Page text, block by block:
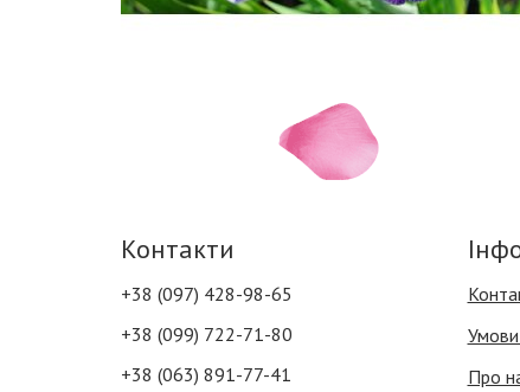
Контакти
+38 (097) 428-98-65
+38 (099) 722-71-80
+38 (063) 891-77-41
Про